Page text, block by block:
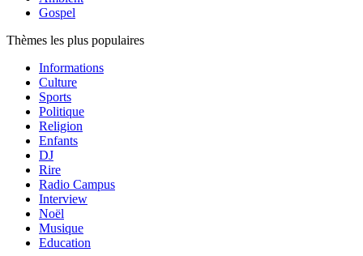
Gospel
Thèmes les plus populaires
Informations
Culture
Sports
Politique
Religion
Enfants
DJ
Rire
Radio Campus
Interview
Noël
Musique
Education